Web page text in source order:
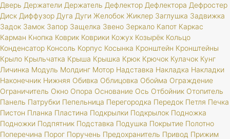
Дверь Держатели Держатель Дефлектор Дефлектора Дефростер
Диск Диффузор Дуга Дуги Желобок Жиклер Заглушка Задвижка
Задок Замок Запор Защелка Звено Зеркало Капот Каркас
Карман Кнопка Коврик Коврики Кожух Козырёк Кольцо
Конденсатор Консоль Корпус Косынка Кронштейн Кронштейны
Крыло Крыльчатка Крыша Крышка Крюк Крючок Кулачок Кунг
Личинка Модуль Молдинг Мотор Надставка Накладка Накладки
Наконечник Нижняя Обивка Облицовка Обойма Ограждение
Ограничитель Окно Опора Основание Ось Отбойник Отопитель
Панель Патрубки Пепельница Перегородка Передок Петля Печка
Пистон Планка Пластина Подкрылки Подкрылок Подножка
Подножки Подпятник Подставка Подушка Покрытие Полотно
Поперечина Порог Поручень Предохранитель Привод Прижим